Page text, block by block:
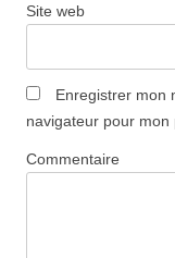
Site web
Enregistrer mon
navigateur pour mon
Commentaire